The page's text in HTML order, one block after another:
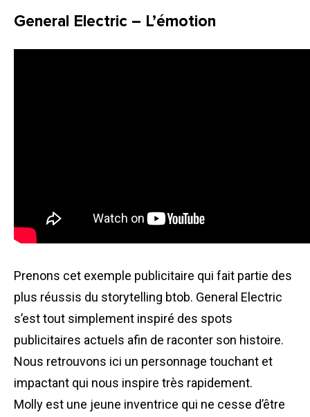
General Electric – L’émotion
Prenons cet exemple publicitaire qui fait partie des
plus réussis du storytelling btob. General Electric
s’est tout simplement inspiré des spots
publicitaires actuels afin de raconter son histoire.
Nous retrouvons ici un personnage touchant et
impactant qui nous inspire très rapidement.
Molly est une jeune inventrice qui ne cesse d’être